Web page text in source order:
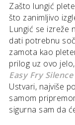
Zašto lungić
što zanimljivo
Lungić se izreže
dati potrebnu
zamota kao
prilog uz ovo
Easy Fry Silence
Ustvari, najviše
samom
sigurna sam da